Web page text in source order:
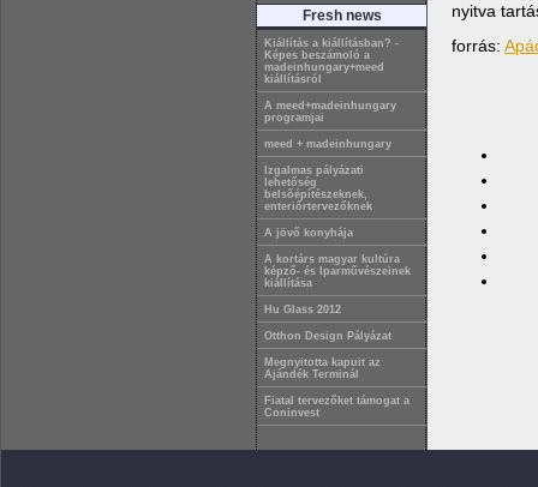
Fresh news
Kiállítás a kiállításban? -
Képes beszámoló a
madeinhungary+meed
kiállításról
A meed+madeinhungary
programjai
meed + madeinhungary
Izgalmas pályázati
lehetőség
belsőépítészeknek,
enteriőrtervezőknek
A jövő konyhája
A kortárs magyar kultúra
képző- és Iparművészeinek
kiállítása
Hu Glass 2012
Otthon Design Pályázat
Megnyitotta kapuit az
Ajándék Terminál
Fiatal tervezőket támogat a
Coninvest
nyitva
forrás: